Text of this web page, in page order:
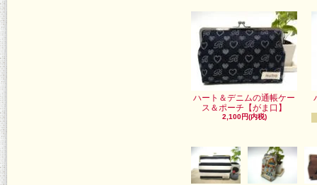
ハート＆デニムの通帳ケー
ス＆ポーチ【がま口】
2,100円(内税)